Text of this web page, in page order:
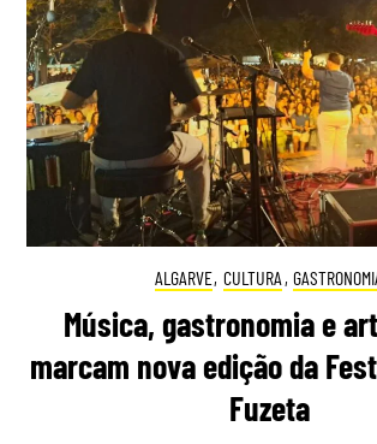
ALGARVE, CULTURA ,
Música, gastronomia e
marcam nova edição da
Fuzeta